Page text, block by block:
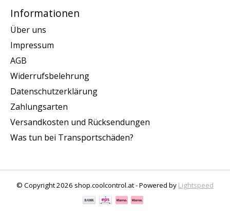
Informationen
Über uns
Impressum
AGB
Widerrufsbelehrung
Datenschutzerklärung
Zahlungsarten
Versandkosten und Rücksendungen
Was tun bei Transportschäden?
© Copyright 2026 shop.coolcontrol.at - Powered by Lightspeed